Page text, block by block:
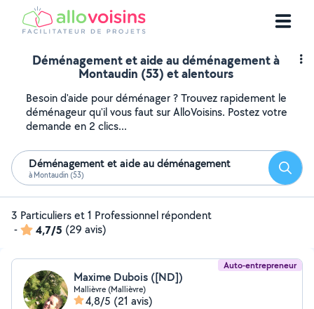
Déménagement et aide au déménagement à
Montaudin (53) et alentours
Besoin d'aide pour déménager ? Trouvez rapidement le
déménageur qu'il vous faut sur AlloVoisins. Postez votre
demande en 2 clics...
Déménagement et aide au déménagement
à Montaudin (53)
3 Particuliers et 1 Professionnel répondent
-
4,7/5 (29 avis)
Auto-entrepreneur
Maxime Dubois ([ND])
Mallièvre (Mallièvre)
4,8/5 (21 avis)